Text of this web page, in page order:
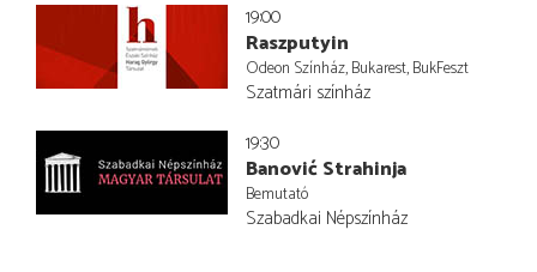
19:00
Raszputyin
Odeon Színház, Bukarest, BukFeszt
Szatmári színház
19:30
Banović Strahinja
Bemutató
Szabadkai Népszínház